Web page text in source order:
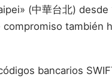
(中華台北)
también
bancarios